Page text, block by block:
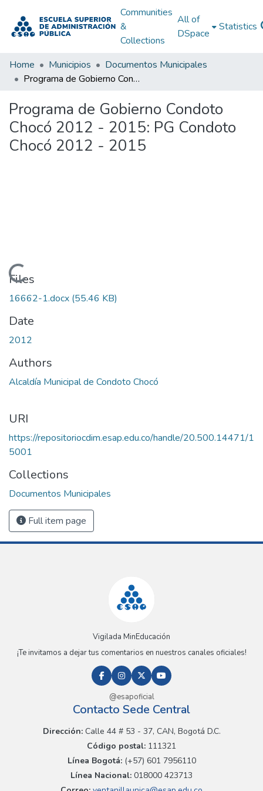
Communities
&
Collections
All of
DSpace
Statistics
Home Municipios
Documentos Municipales
Programa de Gobierno Condoto Chocó 2012 - 2015: PG Condoto Chocó 2012 - 2015
Programa de Gobierno Condoto
Chocó 2012 - 2015: PG Condoto
Chocó 2012 - 2015
Loading...
Files
16662-1.docx (55.46 KB)
Date
2012
Authors
Alcaldía Municipal de Condoto Chocó
URI
https://repositoriocdim.esap.edu.co/handle/20.500.14471/1
5001
Collections
Documentos Municipales
Full item page
Vigilada MinEducación
¡Te invitamos a dejar tus comentarios en nuestros canales oficiales!
@esapoficial
Contacto Sede Central
Dirección:Calle 44 # 53 - 37, CAN, Bogotá D.C.
Código postal: 111321
Línea Bogotá:(+57) 601 7956110
Línea Nacional: 018000 423713